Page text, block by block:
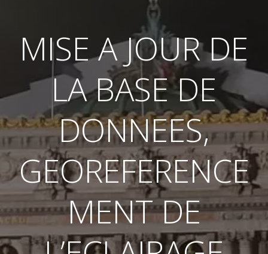
MISE A JOUR DE
LA BASE DE
DONNEES,
GEOREFERENCE
MENT DE